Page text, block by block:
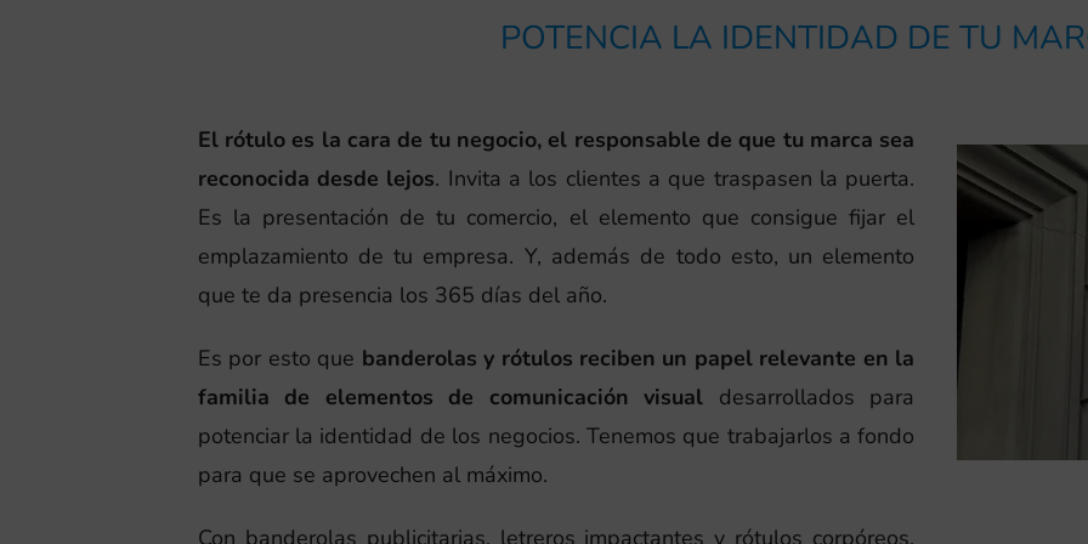
POTENCIA LA IDENTIDAD DE TU
El rótulo es la cara de tu negocio, el responsable de que tu marca sea
reconocida desde lejos. Invita a los clientes a que traspasen la puerta.
Es la presentación de tu comercio, el elemento que consigue fijar el
emplazamiento de tu empresa. Y, además de todo esto, un elemento
que te da presencia los 365 días del año.
Es por esto que banderolas y rótulos reciben un papel relevante en la
familia de elementos de comunicación visual desarrollados para
potenciar la identidad de los negocios. Tenemos que trabajarlos a fondo
para que se aprovechen al máximo.